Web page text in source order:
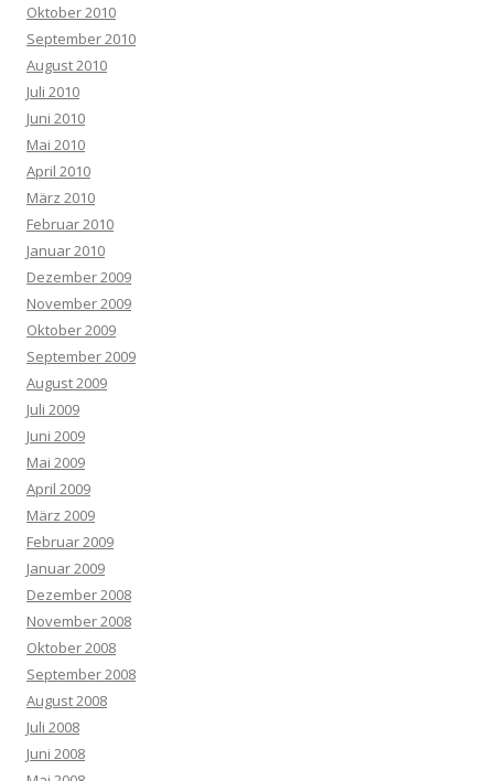
Oktober 2010
September 2010
August 2010
Juli 2010
Juni 2010
Mai 2010
April 2010
März 2010
Februar 2010
Januar 2010
Dezember 2009
November 2009
Oktober 2009
September 2009
August 2009
Juli 2009
Juni 2009
Mai 2009
April 2009
März 2009
Februar 2009
Januar 2009
Dezember 2008
November 2008
Oktober 2008
September 2008
August 2008
Juli 2008
Juni 2008